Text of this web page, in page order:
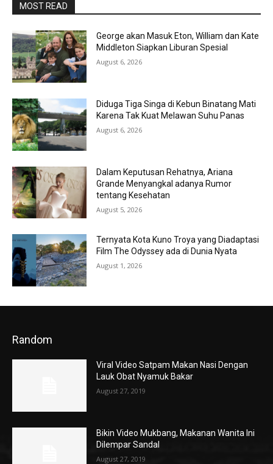
MOST READ
George akan Masuk Eton, William dan Kate
Middleton Siapkan Liburan Spesial
August 6, 2026
Diduga Tiga Singa di Kebun Binatang Mati
Karena Tak Kuat Melawan Suhu Panas
August 6, 2026
Dalam Keputusan Rehatnya, Ariana
Grande Menyangkal adanya Rumor
tentang Kesehatan
August 5, 2026
Ternyata Kota Kuno Troya yang Diadaptasi
Film The Odyssey ada di Dunia Nyata
August 1, 2026
Random
Viral Video Satpam Makan Nasi Dengan
Lauk Obat Nyamuk Bakar
August 27, 2019
Bikin Video Mukbang, Makanan Wanita Ini
Dilempar Sandal
August 27, 2019